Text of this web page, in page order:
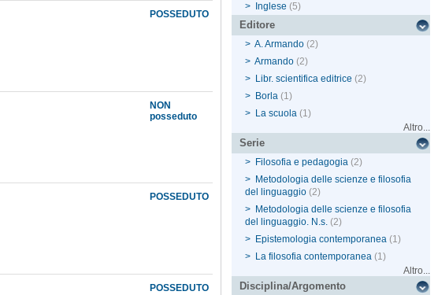
POSSEDUTO
NON
posseduto
POSSEDUTO
POSSEDUTO
>
Inglese (5)
Editore
> A. Armando (2)
> Armando (2)
> Libr. scientifica editrice (2)
> Borla (1)
> La scuola (1)
Altro...
Serie
> Filosofia e pedagogia (2)
> Metodologia delle scienze e filosofia
del linguaggio (2)
> Metodologia delle scienze e filosofia
del linguaggio. N.s. (2)
> Epistemologia contemporanea (1)
> La filosofia contemporanea (1)
Altro...
Disciplina/Argomento